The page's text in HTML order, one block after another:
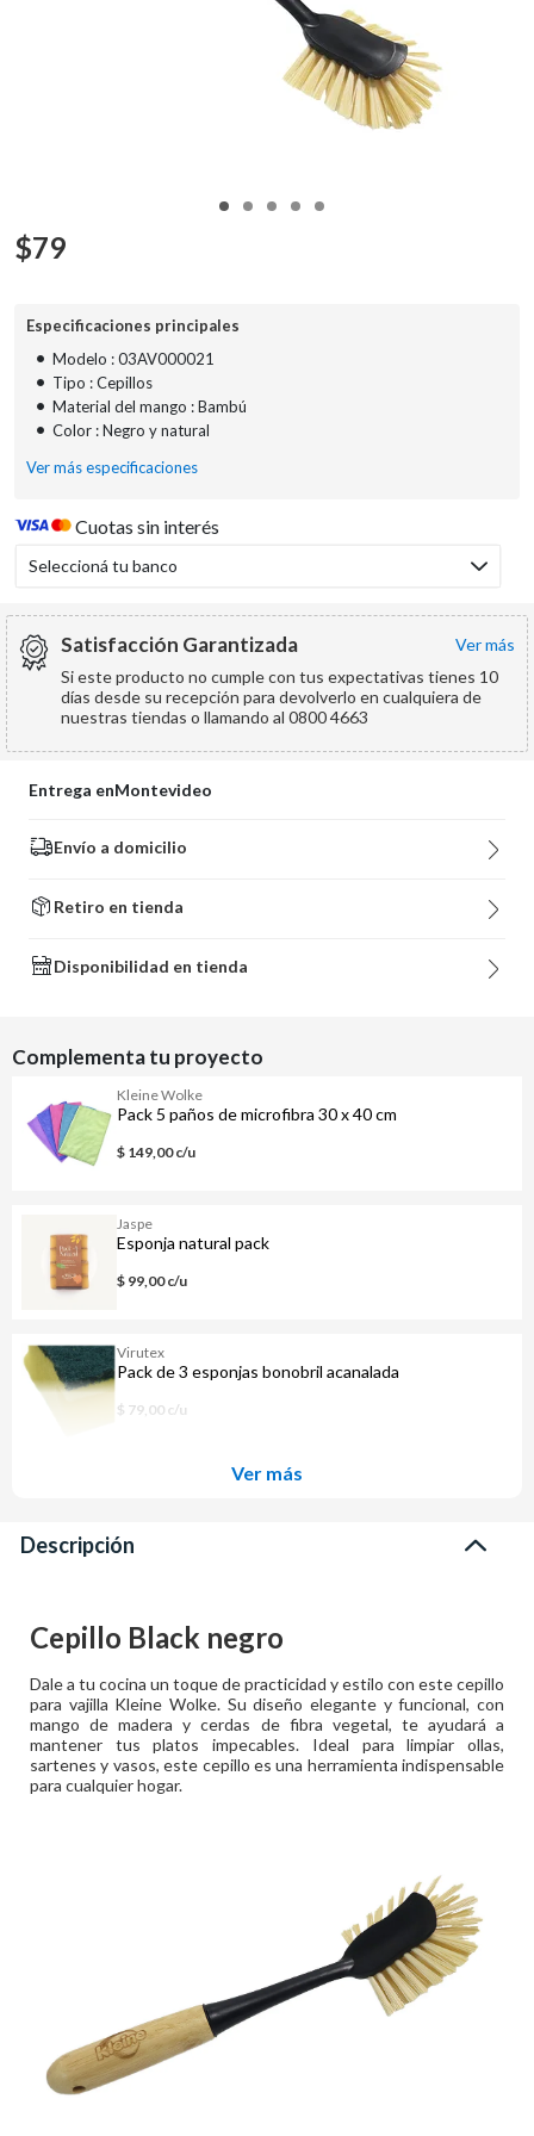
$79
Especificaciones principales
• Modelo : 03AV000021
• Tipo : Cepillos
• Material del mango : Bambú
• Color : Negro y natural
Ver más especificaciones
Cuotas sin interés
Seleccioná tu banco
Satisfacción Garantizada
ver más
Si este producto no cumple con tus expectativas tienes 10
días desde su recepción para devolverlo en cualquiera de
nuestras tiendas o llamando al 0800 4663
Entrega enMontevideo
Envío a domicilio
Retiro en tienda
Disponibilidad en tienda
Complementa tu proyecto
Kleine Wolke
Pack 5 paños de microfibra 30 x 40 cm
$ 149,00 c/u
Jaspe
Esponja natural pack
$ 99,00 c/u
Virutex
Pack de 3 esponjas bonobril acanalada
$ 79,00 c/u
Ver más
Descripción
Cepillo Black negro
Dale a tu cocina un toque de practicidad y estilo con este cepillo
para vajilla Kleine Wolke. Su diseño elegante y funcional, con
mango de madera y cerdas de fibra vegetal, te ayudará a
mantener tus platos impecables. Ideal para limpiar ollas,
sartenes y vasos, este cepillo es una herramienta indispensable
para cualquier hogar.